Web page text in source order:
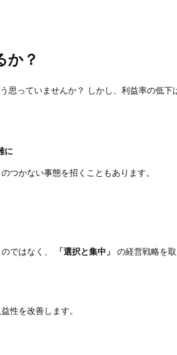
か？
っていませんか？ しかし、利益率の低下
に
つかない事態を招くこともあります。
ではなく、 「選択と集中」 の経営戦略を
性を改善します。